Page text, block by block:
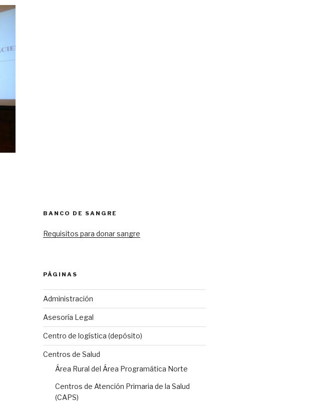
BANCO DE SANGRE
Requisitos para donar sangre
PÁGINAS
Administración
Asesoría Legal
Centro de logística (depósito)
Centros de Salud
Área Rural del Área Programática Norte
Centros de Atención Primaria de la Salud
(CAPS)